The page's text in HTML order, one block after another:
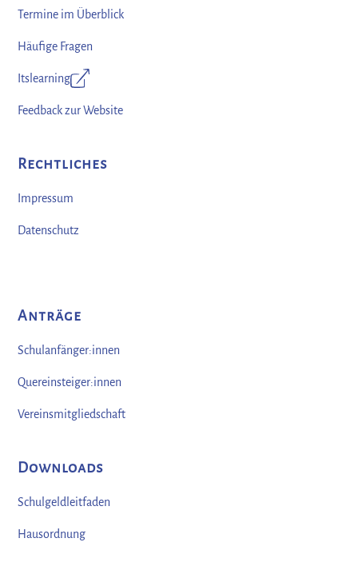
Termine im Überblick
Häufige Fragen
Itslearning
Feedback zur Website
Rechtliches
Impressum
Datenschutz
Anträge
Schulanfänger:innen
Quereinsteiger:innen
Vereinsmitgliedschaft
Downloads
Schulgeldleitfaden
Hausordnung